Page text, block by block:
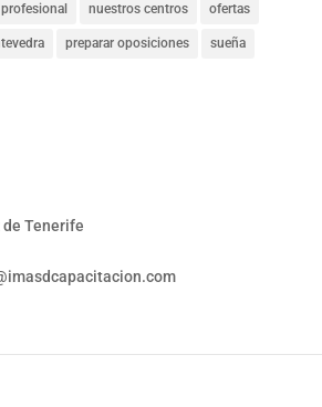
nuestros centros ofertas
preparar oposiciones sueña
de Tenerife